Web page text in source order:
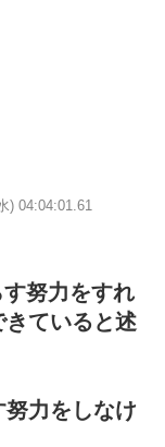
) 04:04:01.61
努力をすれ
ていると述
力をしなけ